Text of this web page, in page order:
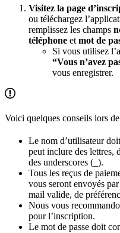
Visitez la page
ou téléchargez
remplissez les champs
téléphone et mot de
Si vous utilisez
“Vous n’avez
vous enregistrer.
Voici quelques conseils lors
Le nom d’utilisateur
peut inclure des lettres,
des underscores (_).
Tous les reçus de
vous seront envoyés
mail valide, de
Nous vous
pour l’inscription.
Le mot de passe doit